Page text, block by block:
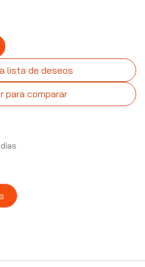
para comparar
lista de deseos